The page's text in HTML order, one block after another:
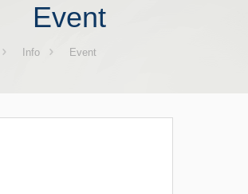
Event
Info Event